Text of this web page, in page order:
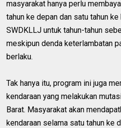
masyarakat hanya perlu
tahun ke depan dan satu tahun
SWDKLLJ untuk tahun-tahun
meskipun denda keterlambatan
berlaku.
Tak hanya itu, program ini juga
kendaraan yang melakukan
Barat. Masyarakat akan
kendaraan selama satu tahun ke